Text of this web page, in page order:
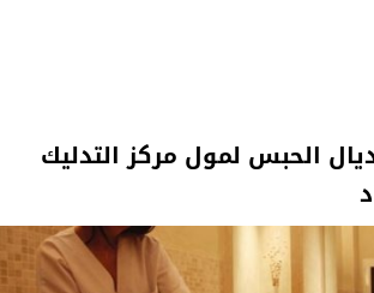
الحبس لمول مركز التدليك